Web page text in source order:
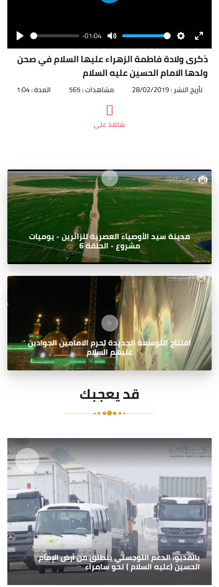
Play
Seek -01:04
Mute
Volume
SettingsEnter
ذكرى ولادة فاطمة الزهراء عليها السلام في صحن
ولدها الامام الحسين عليه السلام
تأريخ النشر : 28/02/2019 مشاهدات : 565 المدة : 1:04
شاهد على
مدينة سيد الأوصياء العصرية للزائرين - يوميات
مشروع - الحلقة 6
افتتاح التوسعة الجديدة لحرم الامامين الجوادين
عليهم السلام
قد يعجبك
بالفديو: الدعم اللوجستي ينطلق من أرض الإمام
الحسين (عليه السلام ) نحو سامراء